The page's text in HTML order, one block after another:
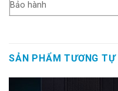
Bảo hành
SẢN PHẨM TƯƠNG TỰ